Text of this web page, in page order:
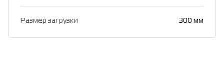
Размер загрузки 300 мм